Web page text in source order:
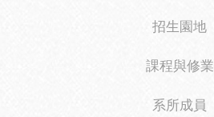
招生園地
課程與修業
系所成員